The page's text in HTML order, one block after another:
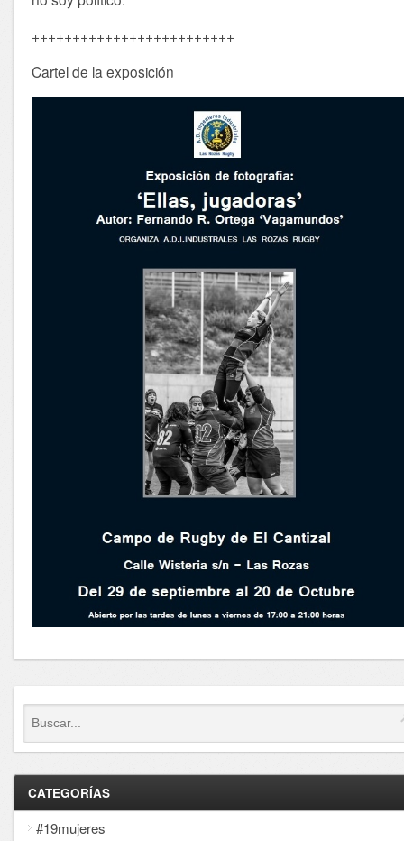
+++++++++++++++++++++++++
Cartel de la exposición
CATEGORÍAS
#19mujeres